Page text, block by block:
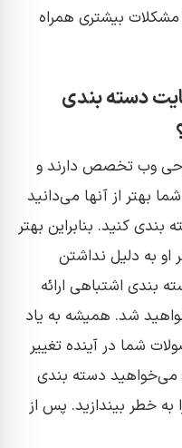
بیشتری همراه
دسته بندی
وب تخصص دارند و
بهتر از آنها می‌دانید
کنید. بنابراین بهتر
او به دلیل نداشتن
بندی اشتباهی ارائه
شد. همیشه به یاد
شما در آینده تغییر
دسته بندی
به خطر بیندازید. پس از